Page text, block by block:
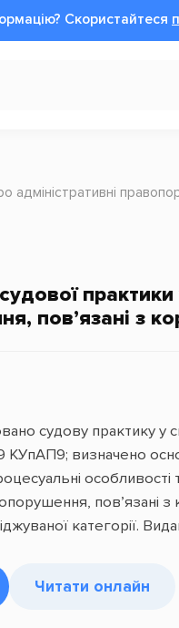
Cкористайтеся
адміністративні
пов’язані з
судову практику у
КУпАП9; визначено
пов’язані
категорії.
Читати онлайн